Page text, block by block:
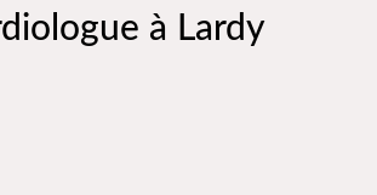
à Lardy